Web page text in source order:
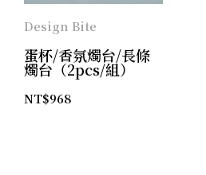
Design Bite
蛋杯/香氛燭台/長條
燭台（2pcs/組）
NT$968